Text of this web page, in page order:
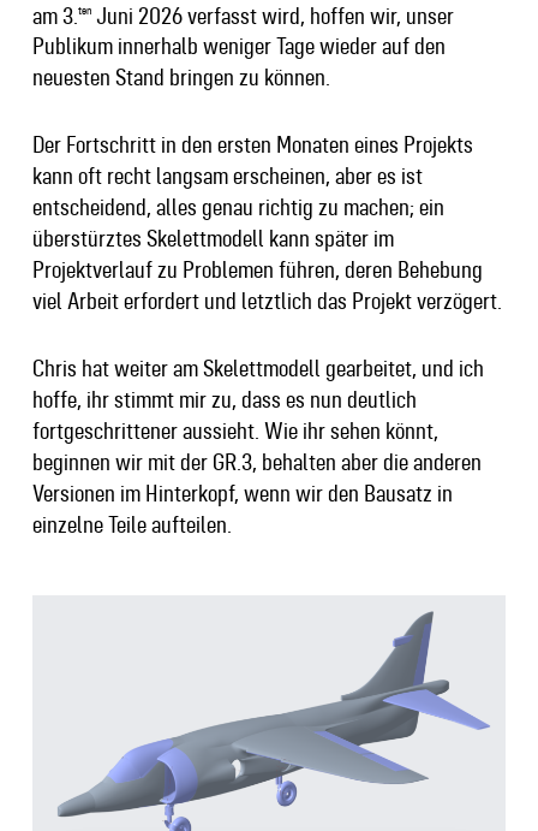
am 3. tenJuni 2026 verfasst wird, hoffen wir, unser
Publikum innerhalb weniger Tage wieder auf den
neuesten Stand bringen zu können.
Der Fortschritt in den ersten Monaten eines Projekts
kann oft recht langsam erscheinen, aber es ist
entscheidend, alles genau richtig zu machen; ein
überstürztes Skelettmodell kann später im
Projektverlauf zu Problemen führen, deren Behebung
viel Arbeit erfordert und letztlich das Projekt verzögert.
Chris hat weiter am Skelettmodell gearbeitet, und ich
hoffe, ihr stimmt mir zu, dass es nun deutlich
fortgeschrittener aussieht. Wie ihr sehen könnt,
beginnen wir mit der GR.3, behalten aber die anderen
Versionen im Hinterkopf, wenn wir den Bausatz in
einzelne Teile aufteilen.